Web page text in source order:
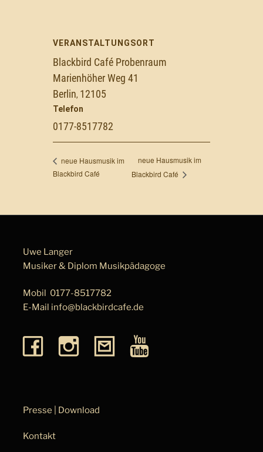
VERANSTALTUNGSORT
Blackbird Café Probenraum
Marienhöher Weg 41
Berlin, 12105
Telefon
0177-8517782
neue Hausmusik im
Blackbird Café
neue Hausmusik im
Blackbird Café
Uwe Langer
Musiker & Diplom Musik­pä­da­go­ge
Mobil 0177-8517782
E-Mail info@blackbirdcafe.de
Presse | Download
Kontakt